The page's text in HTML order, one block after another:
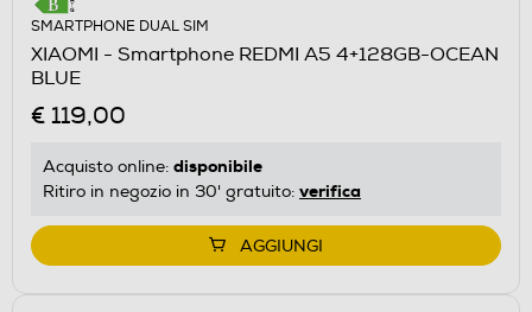
SMARTPHONE DUAL SIM
XIAOMI - Smartphone REDMI A5 4+128GB-OCEAN
BLUE
€ 119,00
Acquisto online: disponibile
Ritiro in negozio in 30' gratuito: verifica
AGGIUNGI